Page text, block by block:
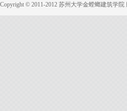
Copyright © 2011-2012 苏州大学金螳螂建筑学院